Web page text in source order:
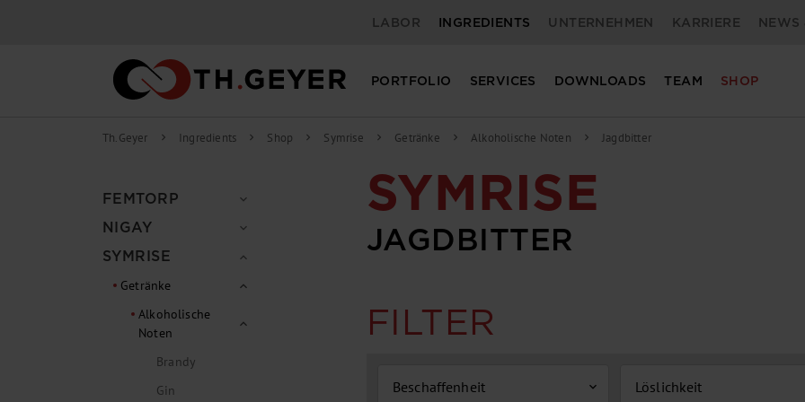
LABOR INGREDIENTS UNTERNEHMEN KARRIERE NEWS
PORTFOLIO SERVICES DOWNLOADS TEAM SHOP
Th.Geyer chevron_right Ingredients chevron_right Shop chevron_right Symrise chevron_right Getränke chevron_right Alkoholische Noten chevron_right Jagdbitter
FEMTORP expand_more
NIGAY expand_more
SYMRISE expand_more
Getränke expand_more
Alkoholische
Noten
expand_more
Brandy
Gin
SYMRISE
JAGDBITTER
FILTER
Beschaffenheit expand_more Löslichkeit